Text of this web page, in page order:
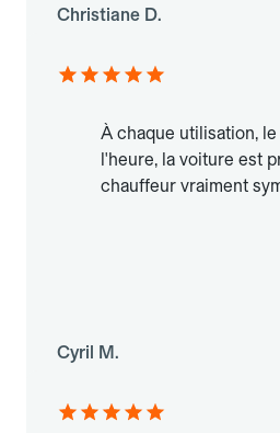
Christiane D.
À chaque utilisation,
l'heure, la voiture est
chauffeur vraiment
Cyril M.